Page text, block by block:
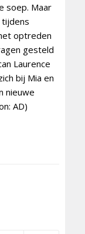
soep. Maar
optreden
gesteld
Laurence
bij Mia en
nieuwe
AD)